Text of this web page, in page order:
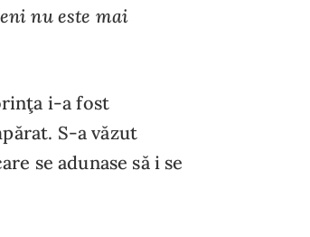
nu este mai
i-a fost
S-a văzut
se adunase să i se